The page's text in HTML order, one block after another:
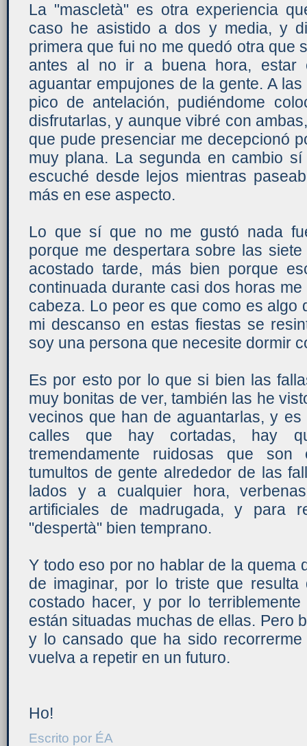
La "mascletà" es otra experiencia
caso he asistido a dos y media, y
primera que fui no me quedó otra que
antes al no ir a buena hora, estar
aguantar empujones de la gente. A
pico de antelación, pudiéndome
disfrutarlas, y aunque vibré con
que pude presenciar me decepcionó
muy plana. La segunda en cambio
escuché desde lejos mientras
más en ese aspecto.
Lo que sí que no me gustó nada
porque me despertara sobre las
acostado tarde, más bien porque
continuada durante casi dos horas
cabeza. Lo peor es que como es algo
mi descanso en estas fiestas se
soy una persona que necesite dormir
Es por esto por lo que si bien las
muy bonitas de ver, también las he
vecinos que han de aguantarlas, y
calles que hay cortadas, hay
tremendamente ruidosas que son
tumultos de gente alrededor de las
lados y a cualquier hora,
artificiales de madrugada, y para
"despertà" bien temprano.
Y todo eso por no hablar de la quema
de imaginar, por lo triste que
costado hacer, y por lo
están situadas muchas de ellas. Pero
y lo cansado que ha sido
vuelva a repetir en un futuro.
Ho!
Escrito por ÉA